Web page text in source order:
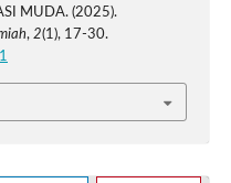
MUDA. (2025).
, 2(1), 17-30.